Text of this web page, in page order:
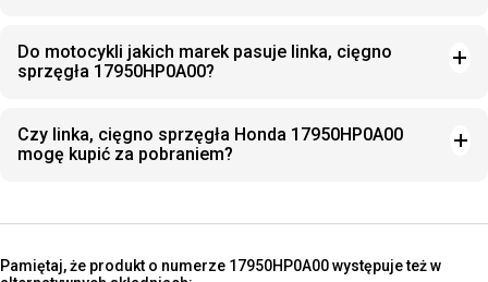
Do motocykli jakich marek pasuje linka, cięgno
sprzęgła 17950HP0A00?
Czy linka, cięgno sprzęgła Honda 17950HP0A00
mogę kupić za pobraniem?
Pamiętaj, że produkt o numerze 17950HP0A00 występuje też w